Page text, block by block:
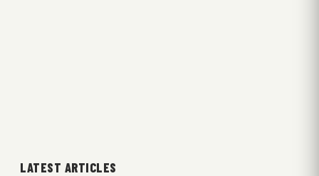
LATEST ARTICLES